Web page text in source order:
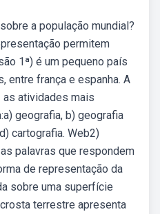
a população mundial?
permitem
1ª) é um pequeno país
entre frança e espanha. A
as atividades mais
geografia, b) geografia
cartografia. Web2)
palavras que respondem
de representação da
sobre uma superfície
terrestre apresenta